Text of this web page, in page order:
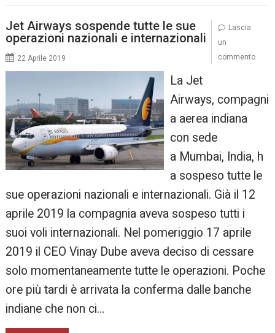
Jet Airways sospende tutte le sue
operazioni nazionali e internazionali
22 Aprile 2019
La Jet
Airways, compagni
a aerea indiana
con sede
a Mumbai, India, h
a sospeso tutte le
sue operazioni nazionali e internazionali. Già il 12
aprile 2019 la compagnia aveva sospeso tutti i
suoi voli internazionali. Nel pomeriggio 17 aprile
2019 il CEO Vinay Dube aveva deciso di cessare
solo momentaneamente tutte le operazioni. Poche
ore più tardi è arrivata la conferma dalle banche
indiane che non ci…
Lascia
un
commento